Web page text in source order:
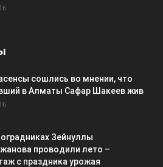
сошлись во мнении, что
в Алматы Сафар Шакеев жив
Зейнуллы
проводили лето –
с праздника урожая